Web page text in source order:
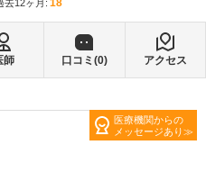
去12ヶ月: 18
師 口コミ(0) アクセス
医療機関からの
メッセージあり